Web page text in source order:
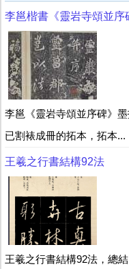
李邕楷書《靈岩寺頌並序
李邕《靈岩寺頌並序碑》
已割裱成冊的拓本，拓本...
王羲之行書結構92法
王羲之行書結構92法，總